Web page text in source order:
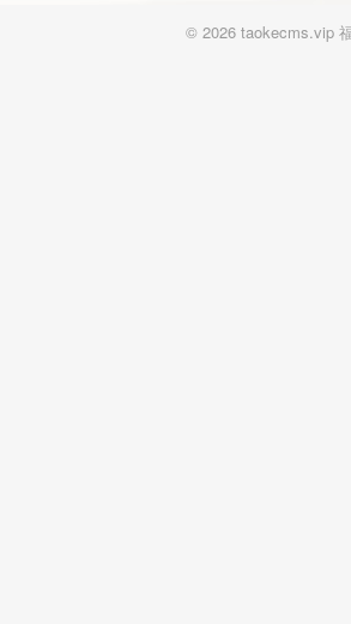
© 2026 taokecms.vip